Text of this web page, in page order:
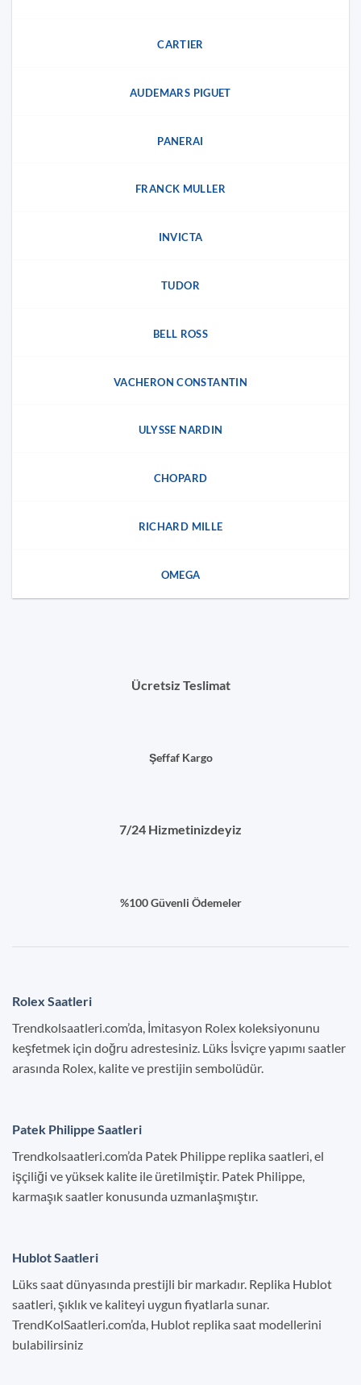
CARTIER
AUDEMARS PIGUET
PANERAI
FRANCK MULLER
INVICTA
TUDOR
BELL ROSS
VACHERON CONSTANTIN
ULYSSE NARDIN
CHOPARD
RICHARD MILLE
OMEGA
Ücretsiz Teslimat
Şeffaf Kargo
7/24 Hizmetinizdeyiz
%100 Güvenli Ödemeler
Rolex Saatleri
Trendkolsaatleri.com’da, İmitasyon Rolex koleksiyonunu
keşfetmek için doğru adrestesiniz. Lüks İsviçre yapımı saatler
arasında Rolex, kalite ve prestijin sembolüdür.
Patek Philippe Saatleri
Trendkolsaatleri.com’da Patek Philippe replika saatleri, el
işçiliği ve yüksek kalite ile üretilmiştir. Patek Philippe,
karmaşık saatler konusunda uzmanlaşmıştır.
Hublot Saatleri
Lüks saat dünyasında prestijli bir markadır. Replika Hublot
saatleri, şıklık ve kaliteyi uygun fiyatlarla sunar.
TrendKolSaatleri.com’da, Hublot replika saat modellerini
bulabilirsiniz